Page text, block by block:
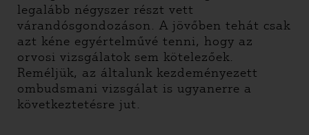
legalább négyszer részt vett
várandósgondozáson. A jövőben tehát csak
azt kéne egyértelművé tenni, hogy az
orvosi vizsgálatok sem kötelezőek.
Reméljük, az általunk kezdeményezett
ombudsmani vizsgálat is ugyanerre a
következtetésre jut.